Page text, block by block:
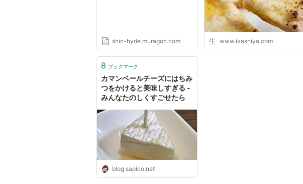
shin-hyde.muragon.com www.ikashiya.com
8 ブックマーク
カマンベールチーズにはちみ
つをかけると美味しすぎる -
みんなたのしくすごせたら
blog.sapico.net